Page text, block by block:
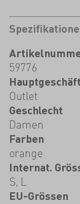
59776
Outlet
Geschlecht
Damen
Farben
orange
Internat.
S, L
EU-Grössen